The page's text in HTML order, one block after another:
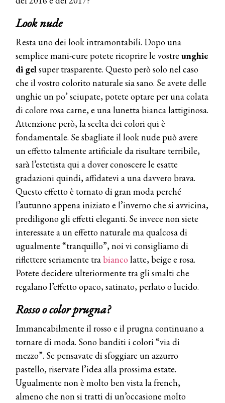
Look nude
Resta uno dei look intramontabili. Dopo una
semplice mani-cure potete ricoprire le vostre unghie
di gelsuper trasparente. Questo però solo nel caso
che il vostro colorito naturale sia sano. Se avete delle
unghie un po’ sciupate, potete optare per una colata
di colore rosa carne, e una lunetta bianca lattiginosa.
Attenzione però, la scelta dei colori qui è
fondamentale. Se sbagliate il look nude può avere
un effetto talmente artificiale da risultare terribile,
sarà l’estetista qui a dover conoscere le esatte
gradazioni quindi, affidatevi a una davvero brava.
Questo effetto è tornato di gran moda perché
l’autunno appena iniziato e l’inverno che si avvicina,
prediligono gli effetti eleganti. Se invece non siete
interessate a un effetto naturale ma qualcosa di
ugualmente “tranquillo”, noi vi consigliamo di
riflettere seriamente trabianco latte, beige e rosa.
Potete decidere ulteriormente tra gli smalti che
regalano l’effetto opaco, satinato, perlato o lucido.
Rosso o color prugna?
Immancabilmente il rosso e il prugna continuano a
tornare di moda. Sono banditi i colori “via di
mezzo”. Se pensavate di sfoggiare un azzurro
pastello, riservate l’idea alla prossima estate.
Ugualmente non è molto ben vista la french,
almeno che non si tratti di un’occasione molto